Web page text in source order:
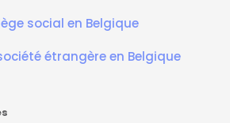
social en Belgique
étrangère en Belgique